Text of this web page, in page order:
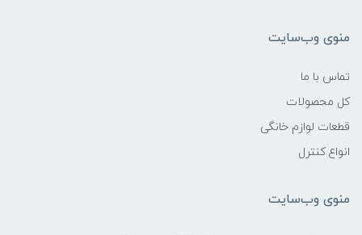
منوی وب‌سایت
تماس با ما
کل محصولات
قطعات لوازم خانگی
انواع کنترل
منوی وب‌سایت